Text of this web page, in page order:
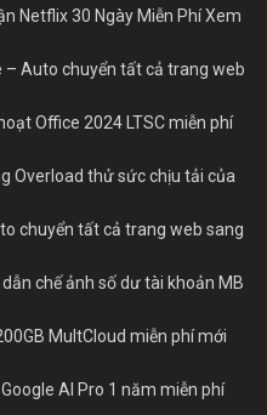
Netflix 30 Ngày Miễn Phí Xem
– Auto chuyển tất cả trang web
Office 2024 LTSC miễn phí
Overload thử sức chịu tải của
chuyển tất cả trang web sang
chế ảnh số dư tài khoản MB
MultCloud miễn phí mới
AI Pro 1 năm miễn phí